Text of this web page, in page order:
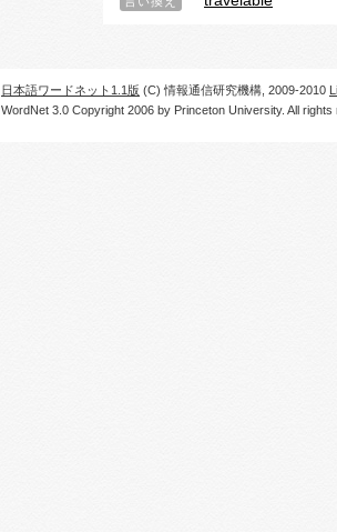
日本語ワードネット1.1版 (C) 情報通信研究機構, 2009-2010
WordNet 3.0 Copyright 2006 by Princeton University. All rights